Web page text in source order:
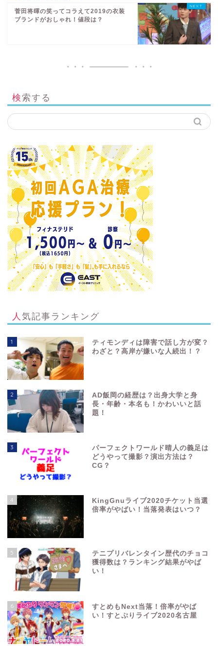
菅田将暉の笑ってコラえて2019の衣装
ブランドがおしゃれ！値段は？
検索する
人気記事ランキング
1
ティモンディは障害で話し方が変？
わざと？高岸が嫌いな人続出！？
2
AD飯岡の経歴は？出身大学と身
長・年齢・本名も！かわいいと話
題！
3
パーフェクトワールド晴人の義足は
どうやって撮影？演出方法は？
CG？
4
KingGnuライブ2020チケット当選
倍率がやばい！当落発表はいつ？
5
テニプリバレンタイン歴代のチョコ
獲得数は？ランキング結果がやば
い！
6
すとめもNext当落！倍率がやば
い！すとぷりライブ2020名古屋